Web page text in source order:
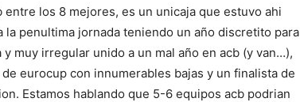
entre los 8 mejores, es un unicaja que estuvo ahi
la penultima jornada teniendo un año discretito para
y muy irregular unido a un mal año en acb (y van…),
eurocup con innumerables bajas y un finalista de
Estamos hablando que 5-6 equipos acb podrian